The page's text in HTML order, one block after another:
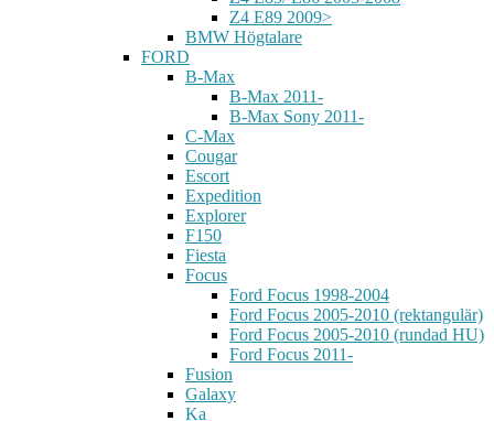
Z4 E89 2009>
BMW Högtalare
FORD
B-Max
B-Max 2011-
B-Max Sony 2011-
C-Max
Cougar
Escort
Expedition
Explorer
F150
Fiesta
Focus
Ford Focus 1998-2004
Ford Focus 2005-2010 (rektangulär)
Ford Focus 2005-2010 (rundad HU)
Ford Focus 2011-
Fusion
Galaxy
Ka